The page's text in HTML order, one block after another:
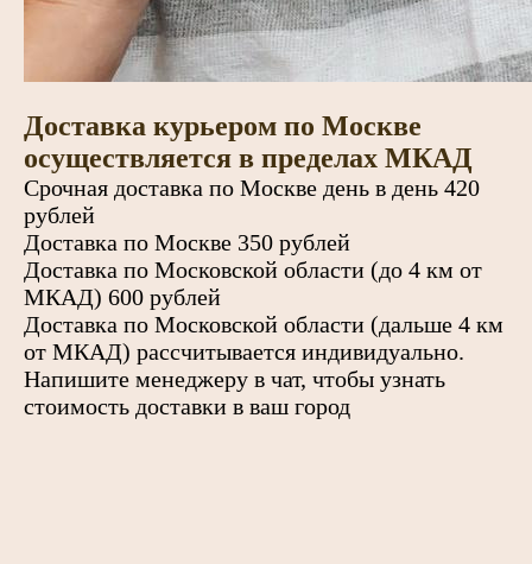
Доставка курьером по Москве
осуществляется в пределах МКАД
Срочная доставка по Москве день в день 420
рублей
Доставка по Москве 350 рублей
Доставка по Московской области (до 4 км от
МКАД) 600 рублей
Доставка по Московской области (дальше 4 км
от МКАД) рассчитывается индивидуально.
Напишите менеджеру в чат, чтобы узнать
стоимость доставки в ваш город